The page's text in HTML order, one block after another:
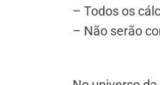
– Todos os
– Não serão